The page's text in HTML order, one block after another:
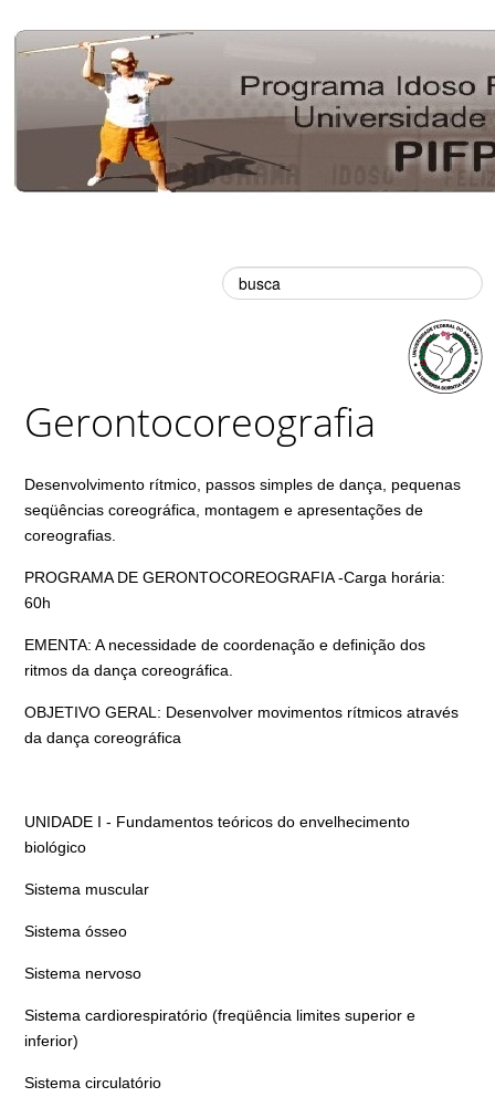
Gerontocoreografia
Desenvolvimento rítmico, passos simples de dança, pequenas
seqüências coreográfica, montagem e apresentações de
coreografias.
PROGRAMA DE GERONTOCOREOGRAFIA -Carga horária:
60h
EMENTA: A necessidade de coordenação e definição dos
ritmos da dança coreográfica.
OBJETIVO GERAL: Desenvolver movimentos rítmicos através
da dança coreográfica
UNIDADE I - Fundamentos teóricos do envelhecimento
biológico
Sistema muscular
Sistema ósseo
Sistema nervoso
Sistema cardiorespiratório (freqüência limites superior e
inferior)
Sistema circulatório